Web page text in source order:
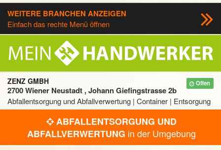
WEITERE BRANCHEN ANZEIGEN
Einfach das rechte Menü öffnen
Offen
ZENZ GMBH
2700 Wiener Neustadt , Johann Giefingstrasse 2b
Abfallentsorgung und Abfallverwertung | Container | Entsorgung
ABFALLENTSORGUNG UND
ABFALLVERWERTUNG in der Umgebung